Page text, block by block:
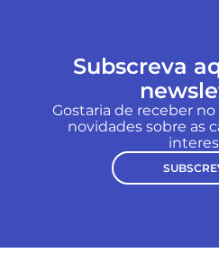
Subscreva
Gostaria de receber
novidades sobre as